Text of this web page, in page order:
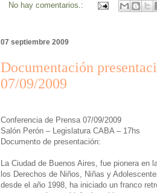
No hay comentarios.:
07 septiembre 2009
Documentación
07/09/2009
Conferencia de Prensa 07/09/2009
Salón Perón – Legislatura CABA – 17hs
Documento de presentación:
La Ciudad de Buenos Aires, fue pionera en
los Derechos de Niños, Niñas y
desde el año 1998, ha iniciado un franco